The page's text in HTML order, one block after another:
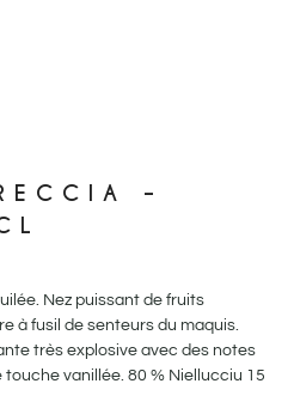
–
Nez puissant de fruits
à fusil de senteurs du maquis.
très explosive avec des notes
vanillée. 80 % Niellucciu 15